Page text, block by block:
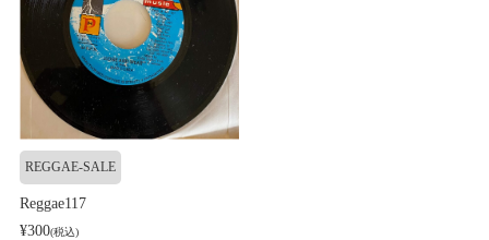
REGGAE-SALE
Reggae117
¥300(税込)